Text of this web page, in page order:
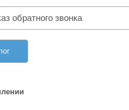
обратного звонка